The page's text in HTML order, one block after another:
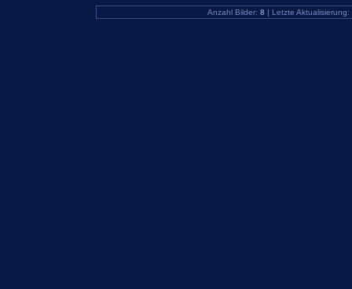
Anzahl Bilder: 8 | Letzte Aktualisierung: